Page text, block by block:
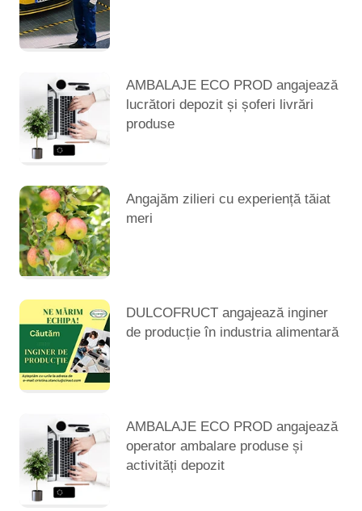
AMBALAJE ECO PROD angajează
lucrători depozit și șoferi livrări
produse
Angajăm zilieri cu experiență tăiat
meri
DULCOFRUCT angajează inginer
de producție în industria alimentară
AMBALAJE ECO PROD angajează
operator ambalare produse și
activități depozit